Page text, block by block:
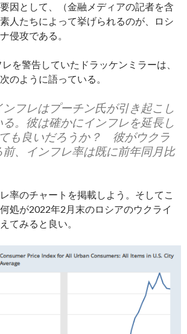
因として、（金融メディアの記者を含
人たちによって挙げられるのが、ロシ
侵攻である。
を警告していたドラッケンミラーは、
のように語っている。
フレはプーチン氏が引き起こし
。彼は確かにインフレを延長し
も良いだろうか？ 彼がウクラ
前、インフレ率は既に前年同月比
率のチャートを掲載しよう。そしてこ
処が2022年2月末のロシアのウクライ
てみると良い。